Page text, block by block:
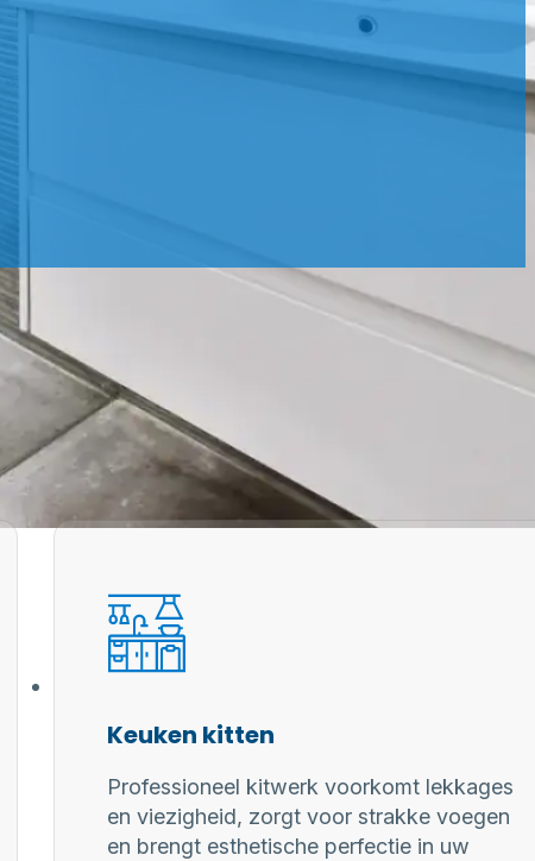
Keuken kitten
Professioneel kitwerk voorkomt lekkages
en viezigheid, zorgt voor strakke voegen
en brengt esthetische perfectie in uw